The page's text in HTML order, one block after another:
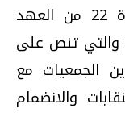
- يراعي اتساق أحكامه مع المادة 22 من العهد
والتي تنص على
الجمعيات مع
والانضمام